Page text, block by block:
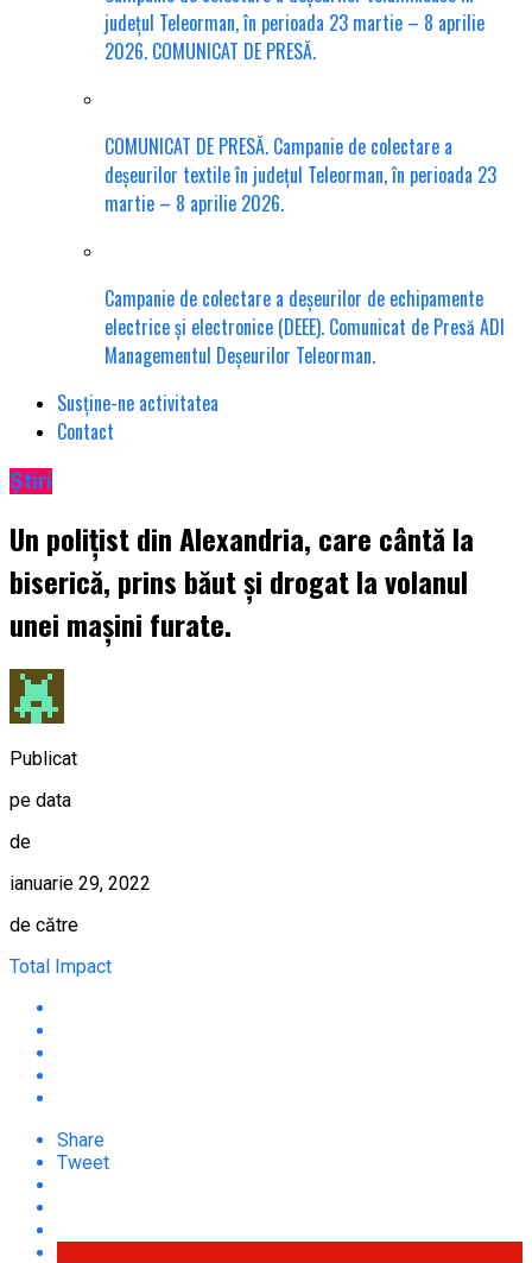
județul Teleorman, în perioada 23 martie – 8 aprilie
2026. COMUNICAT DE PRESĂ.
COMUNICAT DE PRESĂ. Campanie de colectare a
deșeurilor textile în județul Teleorman, în perioada 23
martie – 8 aprilie 2026.
Campanie de colectare a deșeurilor de echipamente
electrice și electronice (DEEE). Comunicat de Presă ADI
Managementul Deșeurilor Teleorman.
Susține-ne activitatea
Contact
Știri
Un polițist din Alexandria, care cântă la
biserică, prins băut și drogat la volanul
unei mașini furate.
Publicat
pe data
de
ianuarie 29, 2022
de către
Total Impact
Share
Tweet